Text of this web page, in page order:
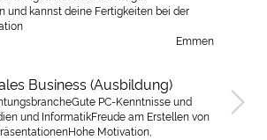
und kannst deine Fertigkeiten bei der
Emmen
Business (Ausbildung)
PC-Kenntnisse und
und InformatikFreude am Erstellen von
Motivation,